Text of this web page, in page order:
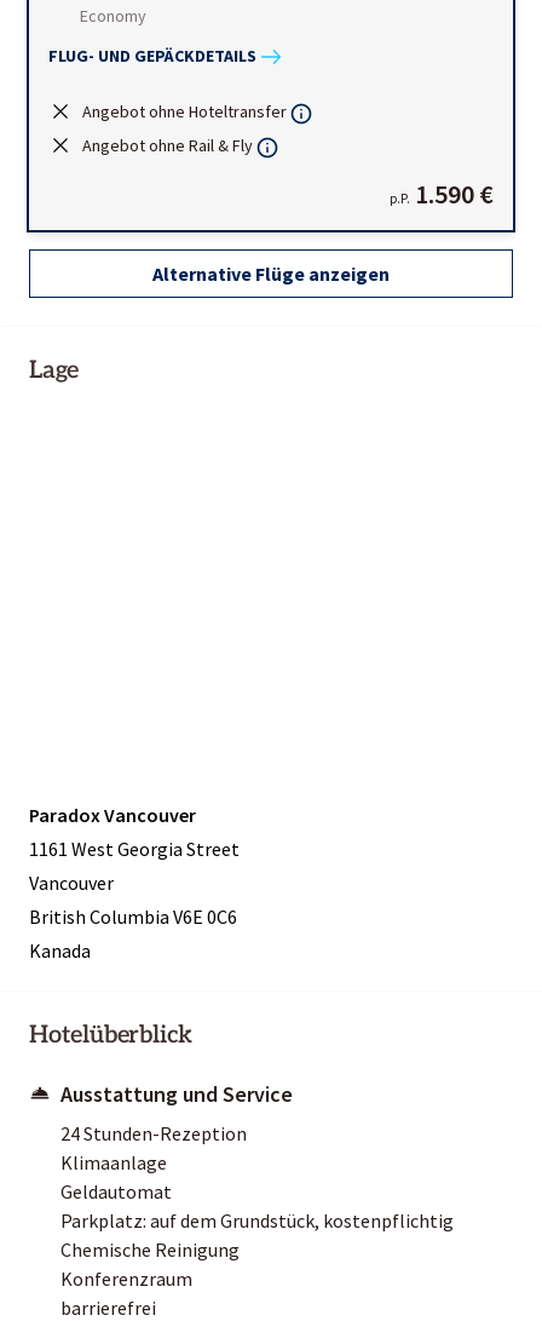
Economy
FLUG- UND GEPÄCKDETAILS
Angebot ohne Hoteltransfer
Angebot ohne Rail & Fly
p.P. 1.590 €
Alternative Flüge anzeigen
Lage
Paradox Vancouver
1161 West Georgia Street
Vancouver
British Columbia V6E 0C6
Kanada
Hotelüberblick
Ausstattung und Service
24 Stunden-Rezeption
Klimaanlage
Geldautomat
Parkplatz: auf dem Grundstück, kostenpflichtig
Chemische Reinigung
Konferenzraum
barrierefrei